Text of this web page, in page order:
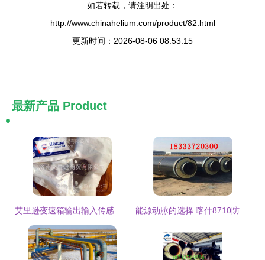
如若转载，请注明出处：
http://www.chinahelium.com/product/82.html
更新时间：2026-08-06 08:53:15
最新产品 Product